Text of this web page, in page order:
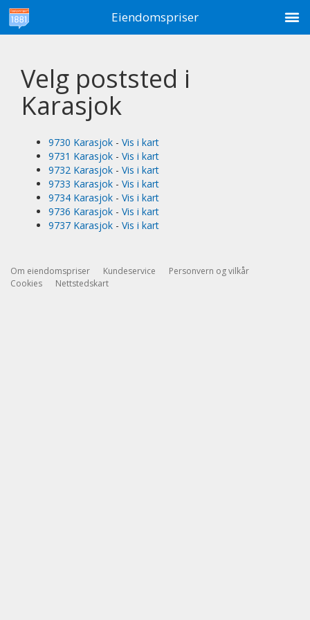
Eiendomspriser
Velg poststed i
Karasjok
9730 Karasjok - Vis i kart
9731 Karasjok - Vis i kart
9732 Karasjok - Vis i kart
9733 Karasjok - Vis i kart
9734 Karasjok - Vis i kart
9736 Karasjok - Vis i kart
9737 Karasjok - Vis i kart
Om eiendomspriser Kundeservice
Personvern og vilkår
Cookies
Nettstedskart